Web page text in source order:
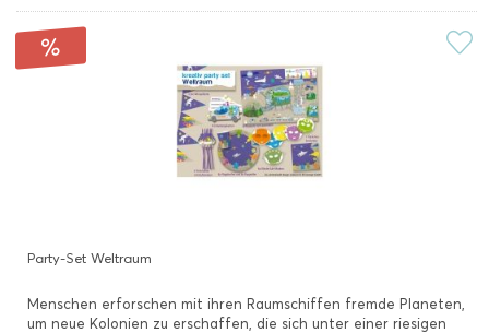
Party-Set Weltraum
Menschen erforschen mit ihren Raumschiffen fremde Planeten,
um neue Kolonien zu erschaffen, die sich unter einer riesigen